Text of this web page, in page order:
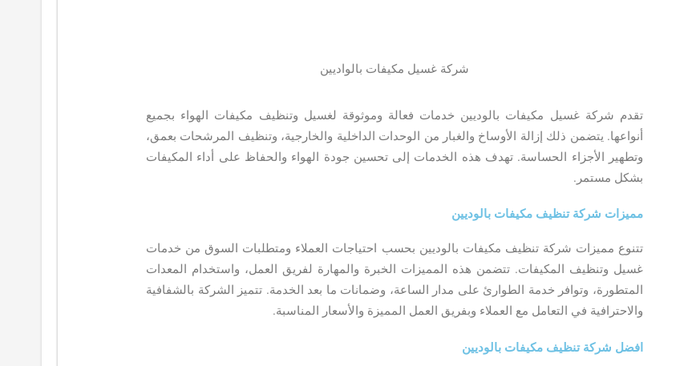
شركة غسيل مكيفات بالواديين
تقدم شركة غسيل مكيفات بالوديين خدمات فعالة وموثوقة لغسيل وتنظيف مكيفات الهواء بجميع
أنواعها. يتضمن ذلك إزالة الأوساخ والغبار من الوحدات الداخلية والخارجية، وتنظيف المرشحات بعمق،
وتطهير الأجزاء الحساسة. تهدف هذه الخدمات إلى تحسين جودة الهواء والحفاظ على أداء المكيفات
بشكل مستمر.
مميزات شركة تنظيف مكيفات بالوديين
تتنوع مميزات شركة تنظيف مكيفات بالوديين بحسب احتياجات العملاء ومتطلبات السوق من خدمات
غسيل وتنظيف المكيفات. تتضمن هذه المميزات الخبرة والمهارة لفريق العمل، واستخدام المعدات
المتطورة، وتوافر خدمة الطوارئ على مدار الساعة، وضمانات ما بعد الخدمة. تتميز الشركة بالشفافية
والاحترافية في التعامل مع العملاء وبفريق العمل المميزة والأسعار المناسبة.
افضل شركة تنظيف مكيفات بالوديين